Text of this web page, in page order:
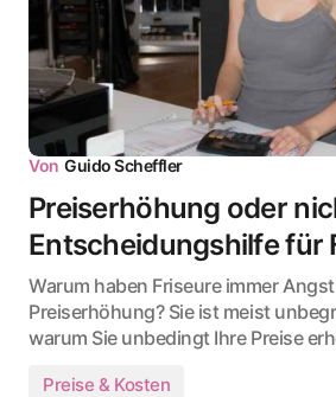
Von Guido Scheffler
Preiserhöhung oder
Entscheidungshilfe für
Warum haben Friseure immer
Preiserhöhung? Sie ist meist
warum Sie unbedingt Ihre Preise
Preise & Kosten